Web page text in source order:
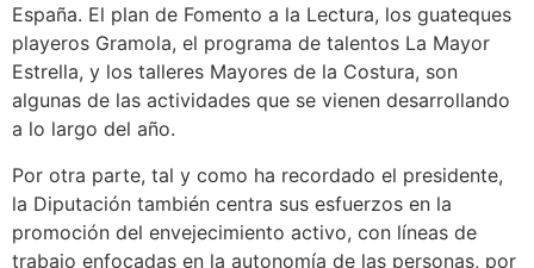
España. El plan de Fomento a la Lectura, los guateques
playeros Gramola, el programa de talentos La Mayor
Estrella, y los talleres Mayores de la Costura, son
algunas de las actividades que se vienen desarrollando
a lo largo del año.
Por otra parte, tal y como ha recordado el presidente,
la Diputación también centra sus esfuerzos en la
promoción del envejecimiento activo, con líneas de
trabajo enfocadas en la autonomía de las personas, por